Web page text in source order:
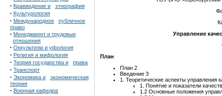
· Краеведение и этнография
· Культурология
· Международное
публичное
право
· Менеджмент и трудовые
отношения
· Оккультизм и уфология
· Религия и мифология
· Теория государства и права
· Транспорт
· Экономика и
экономическая
теория
· Военная кафедра
Управление
План
План 2
Введение 3
1. Теоретические аспекты управления
1. Понятие и показатели
1.2 Основные положения